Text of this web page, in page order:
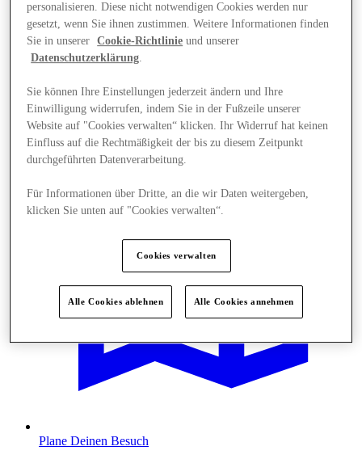
Angebote
Plane Deinen Besuch
personalisieren. Diese nicht notwendigen Cookies werden nur
gesetzt, wenn Sie ihnen zustimmen. Weitere Informationen finden
Sie in unserer
Cookie-Richtlinie und unserer
Datenschutzerklärung.
Sie können Ihre Einstellungen jederzeit ändern und Ihre
Einwilligung widerrufen, indem Sie in der Fußzeile unserer
Website auf "Cookies verwalten“ klicken. Ihr Widerruf hat keinen
Einfluss auf die Rechtmäßigkeit der bis zu diesem Zeitpunkt
durchgeführten Datenverarbeitung.
Für Informationen über Dritte, an die wir Daten weitergeben,
klicken Sie unten auf "Cookies verwalten“.
Cookies verwalten
Alle Cookies ablehnen Alle Cookies annehmen